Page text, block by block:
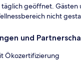
täglich geöffnet. Gästen
nicht
und
Ökozertifizierung